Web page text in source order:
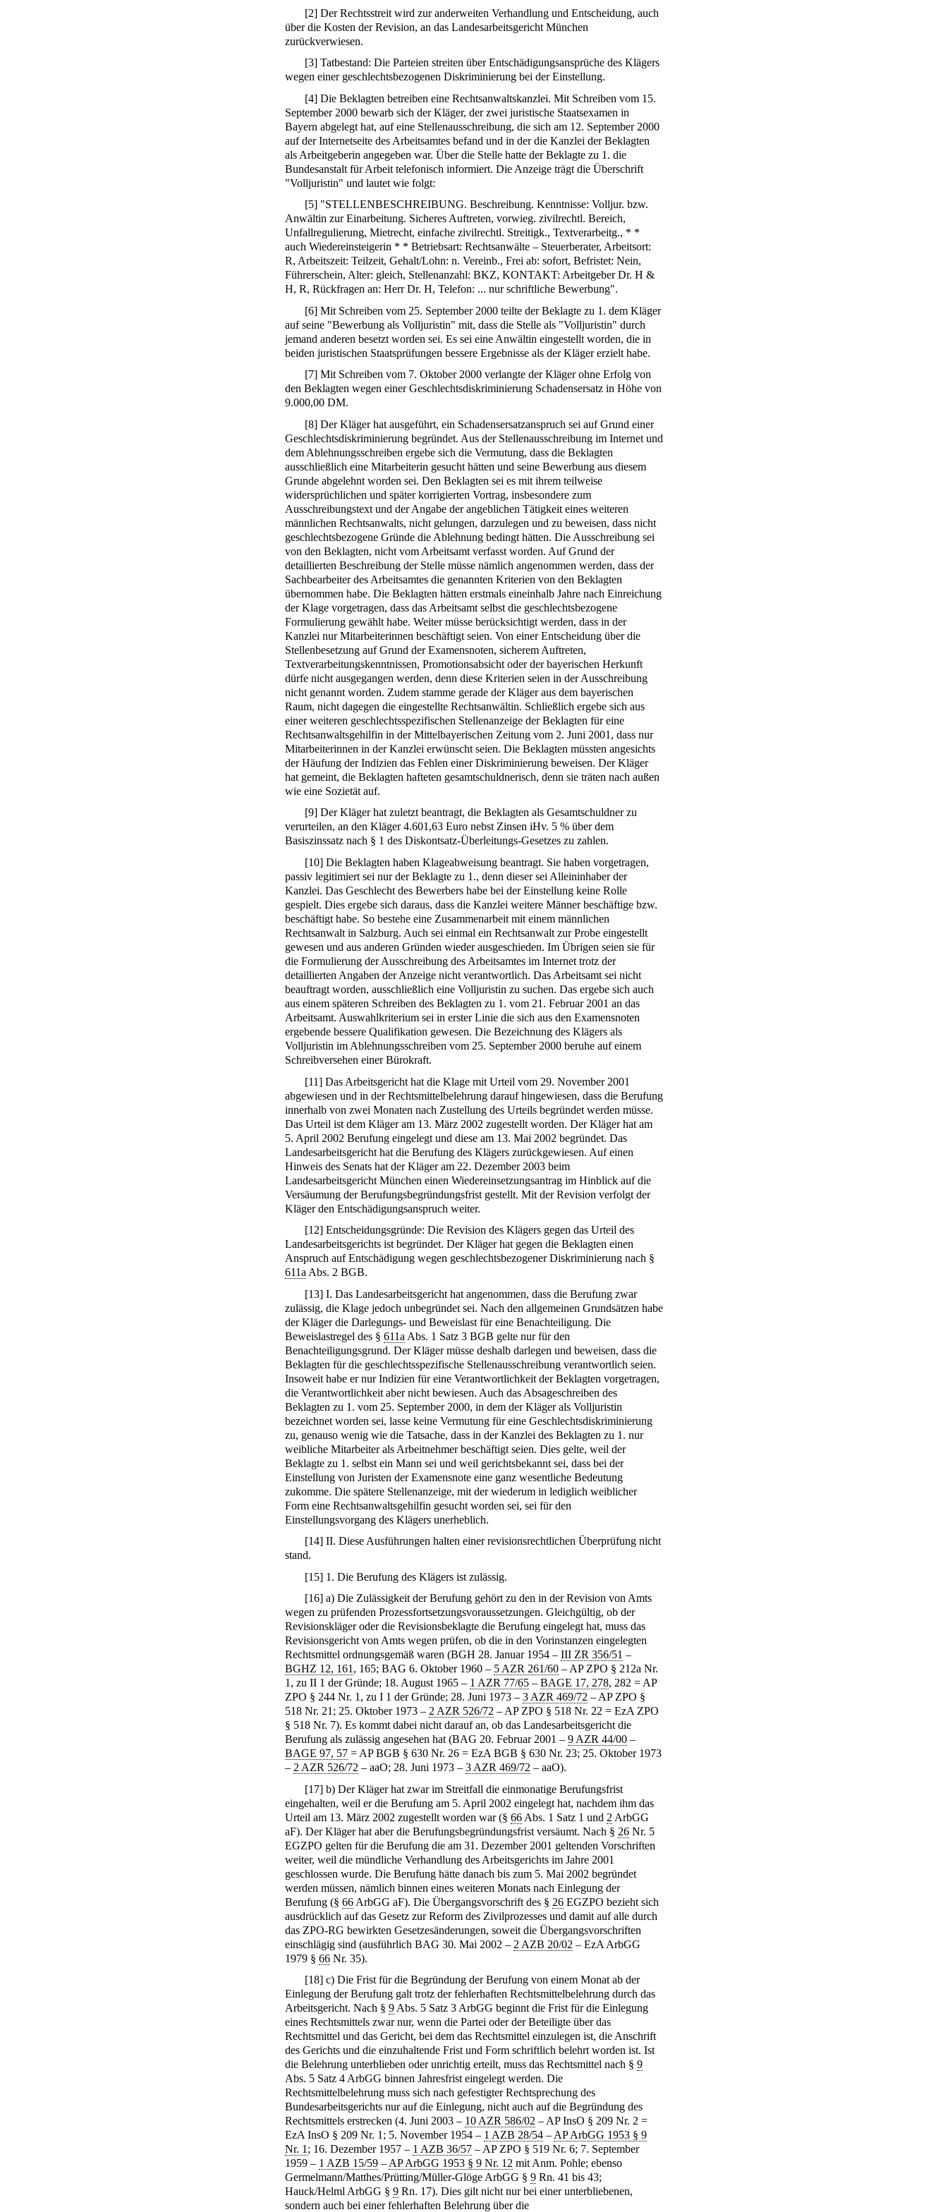
[2] Der Rechtsstreit wird zur anderweiten Verhandlung und Entscheidung, auch
über die Kosten der Revision, an das Landesarbeitsgericht München
zurückverwiesen.
[3] Tatbestand: Die Parteien streiten über Entschädigungsansprüche des Klägers
wegen einer geschlechtsbezogenen Diskriminierung bei der Einstellung.
[4] Die Beklagten betreiben eine Rechtsanwaltskanzlei. Mit Schreiben vom 15.
September 2000 bewarb sich der Kläger, der zwei juristische Staatsexamen in
Bayern abgelegt hat, auf eine Stellenausschreibung, die sich am 12. September 2000
auf der Internetseite des Arbeitsamtes befand und in der die Kanzlei der Beklagten
als Arbeitgeberin angegeben war. Über die Stelle hatte der Beklagte zu 1. die
Bundesanstalt für Arbeit telefonisch informiert. Die Anzeige trägt die Überschrift
"Volljuristin" und lautet wie folgt:
[5] "STELLENBESCHREIBUNG. Beschreibung. Kenntnisse: Volljur. bzw.
Anwältin zur Einarbeitung. Sicheres Auftreten, vorwieg. zivilrechtl. Bereich,
Unfallregulierung, Mietrecht, einfache zivilrechtl. Streitigk., Textverarbeitg., * *
auch Wiedereinsteigerin * * Betriebsart: Rechtsanwälte – Steuerberater, Arbeitsort:
R, Arbeitszeit: Teilzeit, Gehalt/Lohn: n. Vereinb., Frei ab: sofort, Befristet: Nein,
Führerschein, Alter: gleich, Stellenanzahl: BKZ, KONTAKT: Arbeitgeber Dr. H &
H, R, Rückfragen an: Herr Dr. H, Telefon: ... nur schriftliche Bewerbung".
[6] Mit Schreiben vom 25. September 2000 teilte der Beklagte zu 1. dem Kläger
auf seine "Bewerbung als Volljuristin" mit, dass die Stelle als "Volljuristin" durch
jemand anderen besetzt worden sei. Es sei eine Anwältin eingestellt worden, die in
beiden juristischen Staatsprüfungen bessere Ergebnisse als der Kläger erzielt habe.
[7] Mit Schreiben vom 7. Oktober 2000 verlangte der Kläger ohne Erfolg von
den Beklagten wegen einer Geschlechtsdiskriminierung Schadensersatz in Höhe von
9.000,00 DM.
[8] Der Kläger hat ausgeführt, ein Schadensersatzanspruch sei auf Grund einer
Geschlechtsdiskriminierung begründet. Aus der Stellenausschreibung im Internet und
dem Ablehnungsschreiben ergebe sich die Vermutung, dass die Beklagten
ausschließlich eine Mitarbeiterin gesucht hätten und seine Bewerbung aus diesem
Grunde abgelehnt worden sei. Den Beklagten sei es mit ihrem teilweise
widersprüchlichen und später korrigierten Vortrag, insbesondere zum
Ausschreibungstext und der Angabe der angeblichen Tätigkeit eines weiteren
männlichen Rechtsanwalts, nicht gelungen, darzulegen und zu beweisen, dass nicht
geschlechtsbezogene Gründe die Ablehnung bedingt hätten. Die Ausschreibung sei
von den Beklagten, nicht vom Arbeitsamt verfasst worden. Auf Grund der
detaillierten Beschreibung der Stelle müsse nämlich angenommen werden, dass der
Sachbearbeiter des Arbeitsamtes die genannten Kriterien von den Beklagten
übernommen habe. Die Beklagten hätten erstmals eineinhalb Jahre nach Einreichung
der Klage vorgetragen, dass das Arbeitsamt selbst die geschlechtsbezogene
Formulierung gewählt habe. Weiter müsse berücksichtigt werden, dass in der
Kanzlei nur Mitarbeiterinnen beschäftigt seien. Von einer Entscheidung über die
Stellenbesetzung auf Grund der Examensnoten, sicherem Auftreten,
Textverarbeitungskenntnissen, Promotionsabsicht oder der bayerischen Herkunft
dürfe nicht ausgegangen werden, denn diese Kriterien seien in der Ausschreibung
nicht genannt worden. Zudem stamme gerade der Kläger aus dem bayerischen
Raum, nicht dagegen die eingestellte Rechtsanwältin. Schließlich ergebe sich aus
einer weiteren geschlechtsspezifischen Stellenanzeige der Beklagten für eine
Rechtsanwaltsgehilfin in der Mittelbayerischen Zeitung vom 2. Juni 2001, dass nur
Mitarbeiterinnen in der Kanzlei erwünscht seien. Die Beklagten müssten angesichts
der Häufung der Indizien das Fehlen einer Diskriminierung beweisen. Der Kläger
hat gemeint, die Beklagten hafteten gesamtschuldnerisch, denn sie träten nach außen
wie eine Sozietät auf.
[9] Der Kläger hat zuletzt beantragt, die Beklagten als Gesamtschuldner zu
verurteilen, an den Kläger 4.601,63 Euro nebst Zinsen iHv. 5 % über dem
Basiszinssatz nach § 1 des Diskontsatz-Überleitungs-Gesetzes zu zahlen.
[10] Die Beklagten haben Klageabweisung beantragt. Sie haben vorgetragen,
passiv legitimiert sei nur der Beklagte zu 1., denn dieser sei Alleininhaber der
Kanzlei. Das Geschlecht des Bewerbers habe bei der Einstellung keine Rolle
gespielt. Dies ergebe sich daraus, dass die Kanzlei weitere Männer beschäftige bzw.
beschäftigt habe. So bestehe eine Zusammenarbeit mit einem männlichen
Rechtsanwalt in Salzburg. Auch sei einmal ein Rechtsanwalt zur Probe eingestellt
gewesen und aus anderen Gründen wieder ausgeschieden. Im Übrigen seien sie für
die Formulierung der Ausschreibung des Arbeitsamtes im Internet trotz der
detaillierten Angaben der Anzeige nicht verantwortlich. Das Arbeitsamt sei nicht
beauftragt worden, ausschließlich eine Volljuristin zu suchen. Das ergebe sich auch
aus einem späteren Schreiben des Beklagten zu 1. vom 21. Februar 2001 an das
Arbeitsamt. Auswahlkriterium sei in erster Linie die sich aus den Examensnoten
ergebende bessere Qualifikation gewesen. Die Bezeichnung des Klägers als
Volljuristin im Ablehnungsschreiben vom 25. September 2000 beruhe auf einem
Schreibversehen einer Bürokraft.
[11] Das Arbeitsgericht hat die Klage mit Urteil vom 29. November 2001
abgewiesen und in der Rechtsmittelbelehrung darauf hingewiesen, dass die Berufung
innerhalb von zwei Monaten nach Zustellung des Urteils begründet werden müsse.
Das Urteil ist dem Kläger am 13. März 2002 zugestellt worden. Der Kläger hat am
5. April 2002 Berufung eingelegt und diese am 13. Mai 2002 begründet. Das
Landesarbeitsgericht hat die Berufung des Klägers zurückgewiesen. Auf einen
Hinweis des Senats hat der Kläger am 22. Dezember 2003 beim
Landesarbeitsgericht München einen Wiedereinsetzungsantrag im Hinblick auf die
Versäumung der Berufungsbegründungsfrist gestellt. Mit der Revision verfolgt der
Kläger den Entschädigungsanspruch weiter.
[12] Entscheidungsgründe: Die Revision des Klägers gegen das Urteil des
Landesarbeitsgerichts ist begründet. Der Kläger hat gegen die Beklagten einen
Anspruch auf Entschädigung wegen geschlechtsbezogener Diskriminierung nach §
611a Abs. 2 BGB.
[13] I. Das Landesarbeitsgericht hat angenommen, dass die Berufung zwar
zulässig, die Klage jedoch unbegründet sei. Nach den allgemeinen Grundsätzen habe
der Kläger die Darlegungs- und Beweislast für eine Benachteiligung. Die
Beweislastregel des § 611a Abs. 1 Satz 3 BGB gelte nur für den
Benachteiligungsgrund. Der Kläger müsse deshalb darlegen und beweisen, dass die
Beklagten für die geschlechtsspezifische Stellenausschreibung verantwortlich seien.
Insoweit habe er nur Indizien für eine Verantwortlichkeit der Beklagten vorgetragen,
die Verantwortlichkeit aber nicht bewiesen. Auch das Absageschreiben des
Beklagten zu 1. vom 25. September 2000, in dem der Kläger als Volljuristin
bezeichnet worden sei, lasse keine Vermutung für eine Geschlechtsdiskriminierung
zu, genauso wenig wie die Tatsache, dass in der Kanzlei des Beklagten zu 1. nur
weibliche Mitarbeiter als Arbeitnehmer beschäftigt seien. Dies gelte, weil der
Beklagte zu 1. selbst ein Mann sei und weil gerichtsbekannt sei, dass bei der
Einstellung von Juristen der Examensnote eine ganz wesentliche Bedeutung
zukomme. Die spätere Stellenanzeige, mit der wiederum in lediglich weiblicher
Form eine Rechtsanwaltsgehilfin gesucht worden sei, sei für den
Einstellungsvorgang des Klägers unerheblich.
[14] II. Diese Ausführungen halten einer revisionsrechtlichen Überprüfung nicht
stand.
[15] 1. Die Berufung des Klägers ist zulässig.
[16] a) Die Zulässigkeit der Berufung gehört zu den in der Revision von Amts
wegen zu prüfenden Prozessfortsetzungsvoraussetzungen. Gleichgültig, ob der
Revisionskläger oder die Revisionsbeklagte die Berufung eingelegt hat, muss das
Revisionsgericht von Amts wegen prüfen, ob die in den Vorinstanzen eingelegten
Rechtsmittel ordnungsgemäß waren (BGH 28. Januar 1954 – III ZR 356/51 –
BGHZ 12, 161 , 165; BAG 6. Oktober 1960 – 5 AZR 261/60 – AP ZPO § 212a Nr.
1, zu II 1 der Gründe; 18. August 1965 – 1 AZR 77/65 – BAGE 17, 278, 282 = AP
ZPO § 244 Nr. 1, zu I 1 der Gründe; 28. Juni 1973 – 3 AZR 469/72 – AP ZPO §
518 Nr. 21; 25. Oktober 1973 – 2 AZR 526/72 – AP ZPO § 518 Nr. 22 = EzA ZPO
§ 518 Nr. 7). Es kommt dabei nicht darauf an, ob das Landesarbeitsgericht die
Berufung als zulässig angesehen hat (BAG 20. Februar 2001 – 9 AZR 44/00 –
BAGE 97, 57 = AP BGB § 630 Nr. 26 = EzA BGB § 630 Nr. 23; 25. Oktober 1973
– 2 AZR 526/72 – aaO; 28. Juni 1973 – 3 AZR 469/72 – aaO).
[17] b) Der Kläger hat zwar im Streitfall die einmonatige Berufungsfrist
eingehalten, weil er die Berufung am 5. April 2002 eingelegt hat, nachdem ihm das
Urteil am 13. März 2002 zugestellt worden war (§ 66 Abs. 1 Satz 1 und 2 ArbGG
aF). Der Kläger hat aber die Berufungsbegründungsfrist versäumt. Nach § 26 Nr. 5
EGZPO gelten für die Berufung die am 31. Dezember 2001 geltenden Vorschriften
weiter, weil die mündliche Verhandlung des Arbeitsgerichts im Jahre 2001
geschlossen wurde. Die Berufung hätte danach bis zum 5. Mai 2002 begründet
werden müssen, nämlich binnen eines weiteren Monats nach Einlegung der
Berufung (§ 66 ArbGG aF). Die Übergangsvorschrift des § 26 EGZPO bezieht sich
ausdrücklich auf das Gesetz zur Reform des Zivilprozesses und damit auf alle durch
das ZPO-RG bewirkten Gesetzesänderungen, soweit die Übergangsvorschriften
einschlägig sind (ausführlich BAG 30. Mai 2002 – 2 AZB 20/02 – EzA ArbGG
1979 § 66 Nr. 35).
[18] c) Die Frist für die Begründung der Berufung von einem Monat ab der
Einlegung der Berufung galt trotz der fehlerhaften Rechtsmittelbelehrung durch das
Arbeitsgericht. Nach § 9 Abs. 5 Satz 3 ArbGG beginnt die Frist für die Einlegung
eines Rechtsmittels zwar nur, wenn die Partei oder der Beteiligte über das
Rechtsmittel und das Gericht, bei dem das Rechtsmittel einzulegen ist, die Anschrift
des Gerichts und die einzuhaltende Frist und Form schriftlich belehrt worden ist. Ist
die Belehrung unterblieben oder unrichtig erteilt, muss das Rechtsmittel nach § 9
Abs. 5 Satz 4 ArbGG binnen Jahresfrist eingelegt werden. Die
Rechtsmittelbelehrung muss sich nach gefestigter Rechtsprechung des
Bundesarbeitsgerichts nur auf die Einlegung, nicht auch auf die Begründung des
Rechtsmittels erstrecken (4. Juni 2003 – 10 AZR 586/02 – AP InsO § 209 Nr. 2 =
EzA InsO § 209 Nr. 1; 5. November 1954 – 1 AZB 28/54 – AP ArbGG 1953 § 9
Nr. 1 ; 16. Dezember 1957 – 1 AZB 36/57 – AP ZPO § 519 Nr. 6; 7. September
1959 – 1 AZB 15/59 – AP ArbGG 1953 § 9 Nr. 12 mit Anm. Pohle; ebenso
Germelmann/Matthes/Prütting/Müller-Glöge ArbGG § 9 Rn. 41 bis 43;
Hauck/Helml ArbGG § 9 Rn. 17). Dies gilt nicht nur bei einer unterbliebenen,
sondern auch bei einer fehlerhaften Belehrung über die